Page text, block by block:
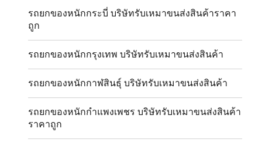
รถยกของหนักกระบี่ บริษัทรับเหมาขนส่งสินค้าราคา
ถูก
รถยกของหนักกรุงเทพ บริษัทรับเหมาขนส่งสินค้า
รถยกของหนักกาฬสินธุ์ บริษัทรับเหมาขนส่งสินค้า
รถยกของหนักกำแพงเพชร บริษัทรับเหมาขนส่งสินค้า
ราคาถูก